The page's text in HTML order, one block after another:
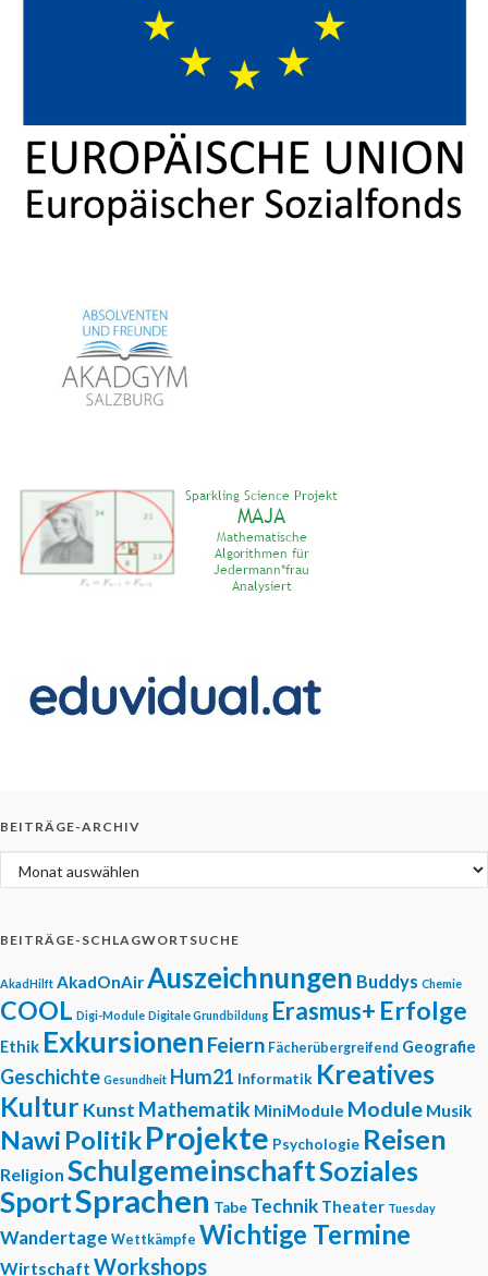
BEITRÄGE-ARCHIV
Beiträge-Archiv
BEITRÄGE-SCHLAGWORTSUCHE
AkadHilft AkadOnAirAuszeichnungen Buddys Chemie
COOL Digi-Module Digitale Grundbildung Erasmus+ Erfolge
Ethik Exkursionen Feiern Fächerübergreifend Geografie
Geschichte Gesundheit Hum21 Informatik Kreatives
KulturKunst Mathematik MiniModule Module Musik
Nawi PolitikProjekte Psychologie Reisen
Religion SchulgemeinschaftSoziales
SportSprachen Tabe Technik Theater Tuesday
Wandertage Wettkämpfe Wichtige Termine
Wirtschaft Workshops